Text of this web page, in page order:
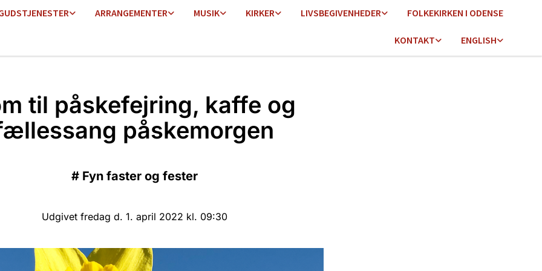
ARRANGEMENTER MUSIK KIRKER LIVSBEGIVENHEDER FOLKEKIRKEN I ODENSE
KONTAKT ENGLISH
til påskefejring, kaffe og
påskemorgen
# Fyn faster og fester
Udgivet fredag d. 1. april 2022 kl. 09:30